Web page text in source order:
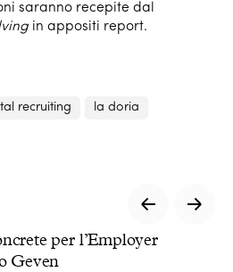
saranno recepite dal
in appositi report.
recruiting la doria
per l’Employer
Geven